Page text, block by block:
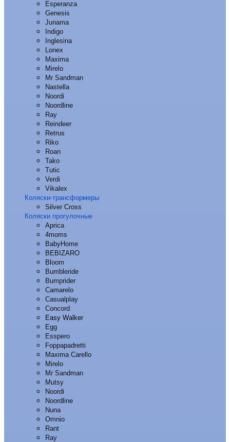
Esperanza
Genesis
Junama
Indigo
Inglesina
Lonex
Maxima
Mirelo
Mr Sandman
Nastella
Noordi
Noordline
Ray
Reindeer
Retrus
Riko
Roan
Tako
Tutic
Verdi
Vikalex
Коляски-трансформеры
Silver Cross
Коляски прогулочные
Aprica
4moms
BabyHome
BEBIZARO
Bloom
Bumbleride
Bumprider
Camarelo
Casualplay
Concord
Easy Walker
Egg
Esspero
Foppapadretti
Maxima Carello
Mirelo
Mr Sandman
Mutsy
Noordi
Noordline
Nuna
Omnio
Rant
Ray